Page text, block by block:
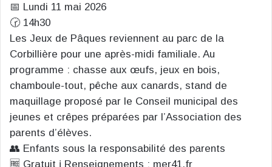
📅 Lundi 11 mai 2026
🕝 14h30
Les Jeux de Pâques reviennent au parc de la
Corbillière pour une après-midi familiale. Au
programme : chasse aux œufs, jeux en bois,
chamboule-tout, pêche aux canards, stand de
maquillage proposé par le Conseil municipal des
jeunes et crêpes préparées par l’Association des
parents d’élèves.
👥 Enfants sous la responsabilité des parents
🆓 Gratuit ℹ️ Renseignements : mer41.fr